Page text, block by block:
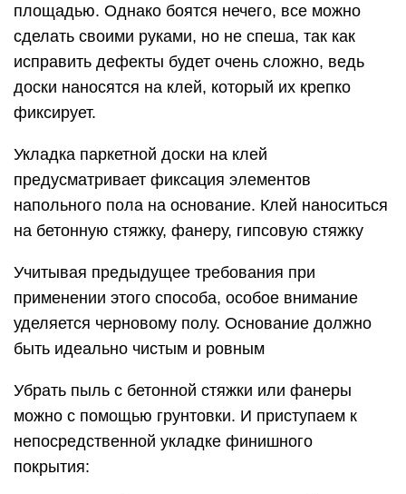
площадью. Однако боятся нечего, все можно
сделать своими руками, но не спеша, так как
исправить дефекты будет очень сложно, ведь
доски наносятся на клей, который их крепко
фиксирует.
Укладка паркетной доски на клей
предусматривает фиксация элементов
напольного пола на основание. Клей наноситься
на бетонную стяжку, фанеру, гипсовую стяжку
Учитывая предыдущее требования при
применении этого способа, особое внимание
уделяется черновому полу. Основание должно
быть идеально чистым и ровным
Убрать пыль с бетонной стяжки или фанеры
можно с помощью грунтовки. И приступаем к
непосредственной укладке финишного
покрытия: